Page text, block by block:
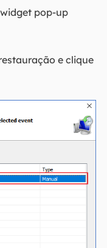
pop-up
e clique